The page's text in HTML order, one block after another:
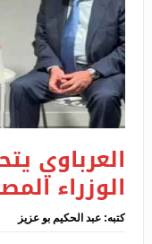
استقبال
بتيسمسيلت
بالمغير
غرق عشريني في
عرض عرقاب مشروع
العرباوي
الوزراء
كتبه: عبد الحكيم بو عزيز